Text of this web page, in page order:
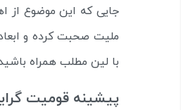
جایی که این موضوع از
ملیت صحبت کرده و
با لین مطلب همراه
پیشینه قومیت